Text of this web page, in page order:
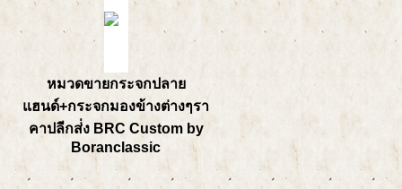
หมวดขายกระจกปลาย
แฮนด์+กระจกมองข้างต่างๆรา
คาปลีกส่่ง BRC Custom by
Boranclassic